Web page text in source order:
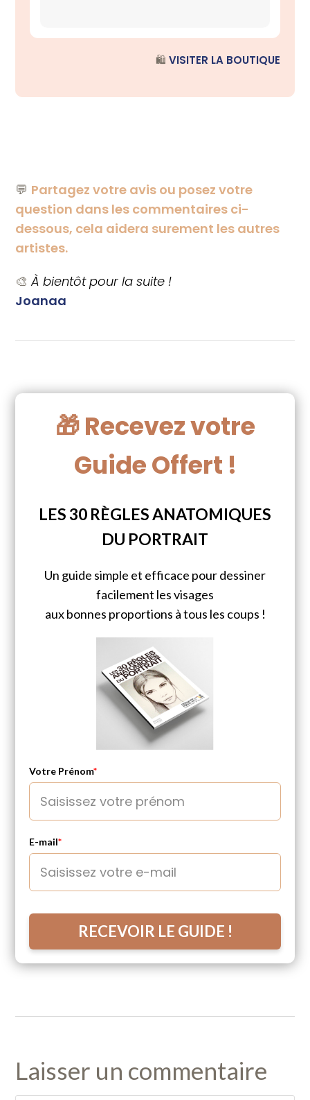
🛍️ VISITER LA BOUTIQUE
💬 Partagez votre avis ou posez votre
question dans les commentaires ci-
dessous, cela aidera surement les autres
artistes.
🎨À bientôt pour la suite !
Joanaa
🎁 Recevez votre
Guide Offert !
LES 30 RÈGLES ANATOMIQUES
DU PORTRAIT
Un guide simple et efficace pour dessiner
facilement les visages
aux bonnes proportions à tous les coups !
Votre Prénom*
E-mail*
RECEVOIR LE GUIDE !
Laisser un commentaire